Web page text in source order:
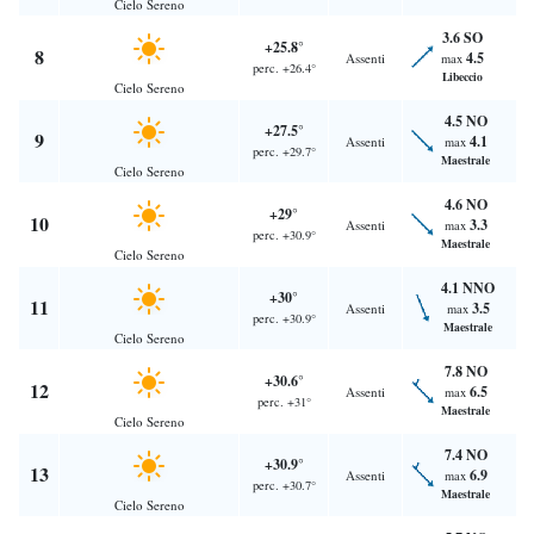
Cielo Sereno
8
Cielo Sereno
+25.8°
perc. +26.4°
Assenti
3.6 SO
max 4.5
Libeccio
9
Cielo Sereno
+27.5°
perc. +29.7°
Assenti
4.5 NO
max 4.1
Maestrale
10
Cielo Sereno
+29°
perc. +30.9°
Assenti
4.6 NO
max 3.3
Maestrale
11
Cielo Sereno
+30°
perc. +30.9°
Assenti
4.1 NNO
max 3.5
Maestrale
12
Cielo Sereno
+30.6°
perc. +31°
Assenti
7.8 NO
max 6.5
Maestrale
13
Cielo Sereno
+30.9°
perc. +30.7°
Assenti
7.4 NO
max 6.9
Maestrale